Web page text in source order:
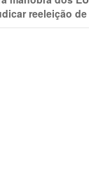
reeleição